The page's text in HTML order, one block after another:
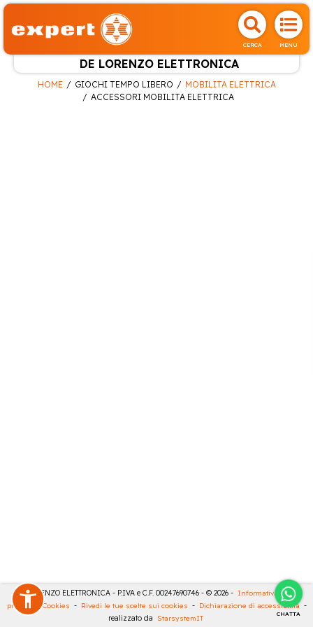
CERCA MENU
DE LORENZO ELETTRONICA
CHATTA
HOME GIOCHI TEMPO LIBERO
MOBILITA ELETTRICA
ACCESSORI MOBILITA ELETTRICA
DE LORENZO ELETTRONICA - P.IVA e C.F. 00247690746 - © 2026 - Informativa sulla
privacy
Cookies - Rivedi le tue scelte sui cookies - Dichiarazione di accessibilità -
realizzato da StarsystemIT